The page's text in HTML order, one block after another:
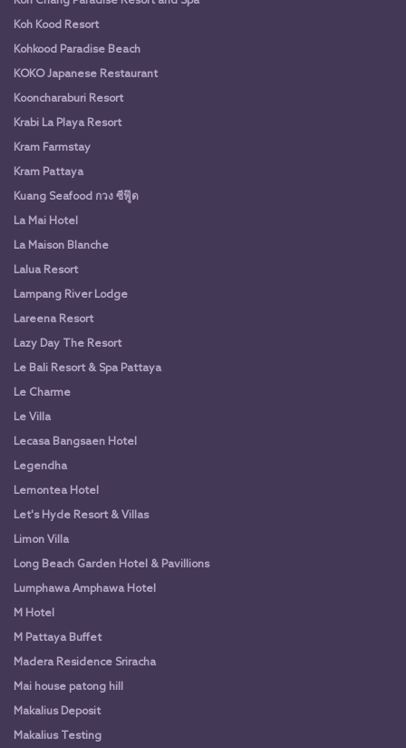
Koh Kood Resort
Kohkood Paradise Beach
KOKO Japanese Restaurant
Kooncharaburi Resort
Krabi La Playa Resort
Kram Farmstay
Kram Pattaya
Kuang Seafood กวง ซีฟู๊ด
La Mai Hotel
La Maison Blanche
Lalua Resort
Lampang River Lodge
Lareena Resort
Lazy Day The Resort
Le Bali Resort & Spa Pattaya
Le Charme
Le Villa
Lecasa Bangsaen Hotel
Legendha
Lemontea Hotel
Let's Hyde Resort & Villas
Limon Villa
Long Beach Garden Hotel & Pavillions
Lumphawa Amphawa Hotel
M Hotel
M Pattaya Buffet
Madera Residence Sriracha
Mai house patong hill
Makalius Deposit
Makalius Testing